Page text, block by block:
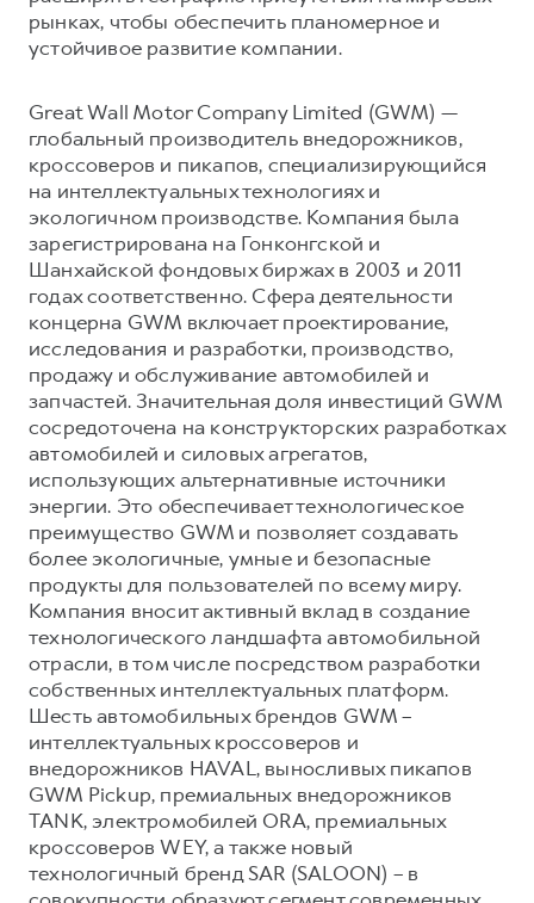
рынках, чтобы обеспечить планомерное и
устойчивое развитие компании.
Great Wall Motor Company Limited (GWM) —
глобальный производитель внедорожников,
кроссоверов и пикапов, специализирующийся
на интеллектуальных технологиях и
экологичном производстве. Компания была
зарегистрирована на Гонконгской и
Шанхайской фондовых биржах в 2003 и 2011
годах соответственно. Сфера деятельности
концерна GWM включает проектирование,
исследования и разработки, производство,
продажу и обслуживание автомобилей и
запчастей. Значительная доля инвестиций GWM
сосредоточена на конструкторских разработках
автомобилей и силовых агрегатов,
использующих альтернативные источники
энергии. Это обеспечивает технологическое
преимущество GWM и позволяет создавать
более экологичные, умные и безопасные
продукты для пользователей по всему миру.
Компания вносит активный вклад в создание
технологического ландшафта автомобильной
отрасли, в том числе посредством разработки
собственных интеллектуальных платформ.
Шесть автомобильных брендов GWM –
интеллектуальных кроссоверов и
внедорожников HAVAL, выносливых пикапов
GWM Pickup, премиальных внедорожников
TANK, электромобилей ORA, премиальных
кроссоверов WEY, а также новый
технологичный бренд SAR (SALOON) – в